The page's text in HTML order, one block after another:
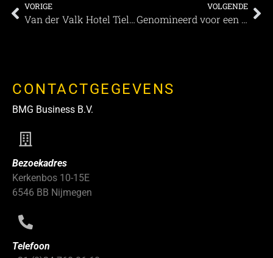
VORIGE
Van der Valk Hotel Tiel bouwt 9 nieuwe suites
VOLGENDE
Genomineerd voor een MEETINGS Award: ECC Leiden
CONTACTGEGEVENS
BMG Business B.V.
Bezoekadres
Kerkenbos 10-15E
6546 BB Nijmegen
Telefoon